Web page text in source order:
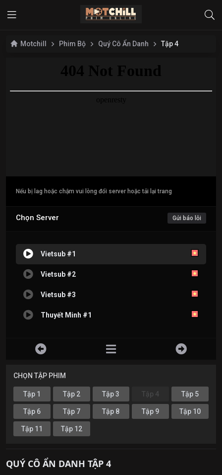
Motchill Phim Bộ Quý Cô Ẩn Danh Tập 4
Nếu bị lag hoặc chậm vui lòng đổi server hoặc tải lại trang
Chọn Server Gửi báo lỗi
Vietsub #1
Vietsub #2
Vietsub #3
Thuyết Minh #1
CHỌN TẬP PHIM
Tập 1 Tập 2 Tập 3 Tập 4 Tập 5
Tập 6 Tập 7 Tập 8 Tập 9 Tập 10
Tập 11 Tập 12
QUÝ CÔ ẨN DANH TẬP 4